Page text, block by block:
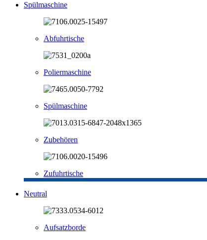
Spülmaschine
Abfuhrtische
Poliermaschine
Spülmaschine
Zubehören
Zufuhrtische
Neutral
Aufsatzborde